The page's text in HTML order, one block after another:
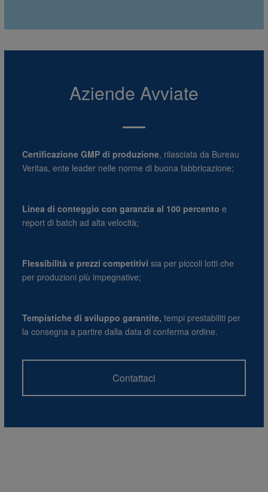
Aziende Avviate
Certificazione GMP di produzione, rilasciata da Bureau
Veritas, ente leader nelle norme di buona fabbricazione;
Linea di conteggio con garanzia al 100 percento e
report di batch ad alta velocità;
Flessibilità e prezzi competitivi sia per piccoli lotti che
per produzioni più impegnative;
Tempistiche di sviluppo garantite, tempi prestabiliti per
la consegna a partire dalla data di conferma ordine.
Contattaci